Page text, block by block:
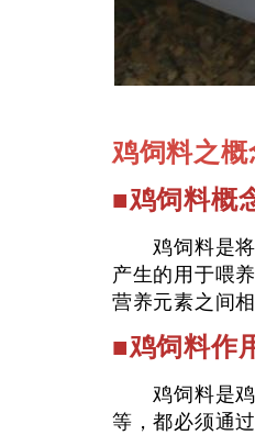
鸡饲料之概
■鸡饲料概
鸡饲料是将
产生的用于喂
营养元素之间
■鸡饲料作
鸡饲料是鸡
等，都必须通